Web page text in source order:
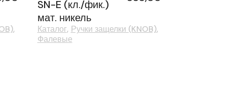
SN-E (кл./фик.)
мат. никель
Каталог Ручки защелки (KNOB)
Фалевые